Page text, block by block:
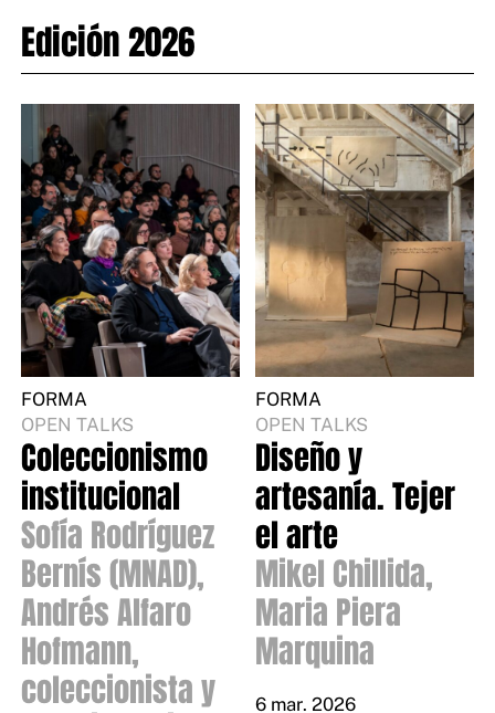
Edición 2026
FORMA
OPEN TALKS
Coleccionismo
institucional
Sofía Rodríguez
Bernís (MNAD),
Andrés Alfaro
Hofmann,
coleccionista y
FORMA
OPEN TALKS
Diseño y
artesanía. Tejer
el arte
Mikel Chillida,
Maria Piera
Marquina
6 mar. 2026